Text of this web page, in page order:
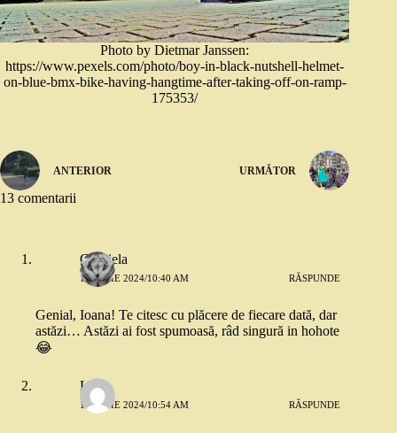
Photo by Dietmar Janssen:
https://www.pexels.com/photo/boy-in-black-nutshell-helmet-
on-blue-bmx-bike-having-hangtime-after-taking-off-on-ramp-
175353/
ANTERIOR URMĂTOR
13 comentarii
Gabriela
18 IUNIE 2024/10:40 AM RĂSPUNDE
Genial, Ioana! Te citesc cu plăcere de fiecare dată, dar
astăzi… Astăzi ai fost spumoasă, râd singură in hohote
😂
Little
18 IUNIE 2024/10:54 AM RĂSPUNDE